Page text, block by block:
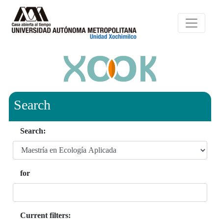
Search
Search:
for
Current filters: